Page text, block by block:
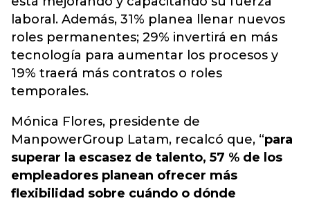
laboral. Además, 31% planea llenar nuevos
roles permanentes; 29% invertirá en más
tecnología para aumentar los procesos y
19% traerá más contratos o roles
temporales.
Mónica Flores, presidente de
ManpowerGroup Latam, recalcó que, “para
superar la escasez de talento, 57 % de los
empleadores planean ofrecer más
flexibilidad sobre cuándo o dónde